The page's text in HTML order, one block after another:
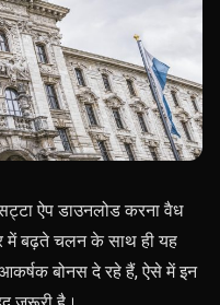
ऐप डाउनलोड करना वैध
में बढ़ते चलन के साथ ही यह
बोनस दे रहे हैं, ऐसे में इन